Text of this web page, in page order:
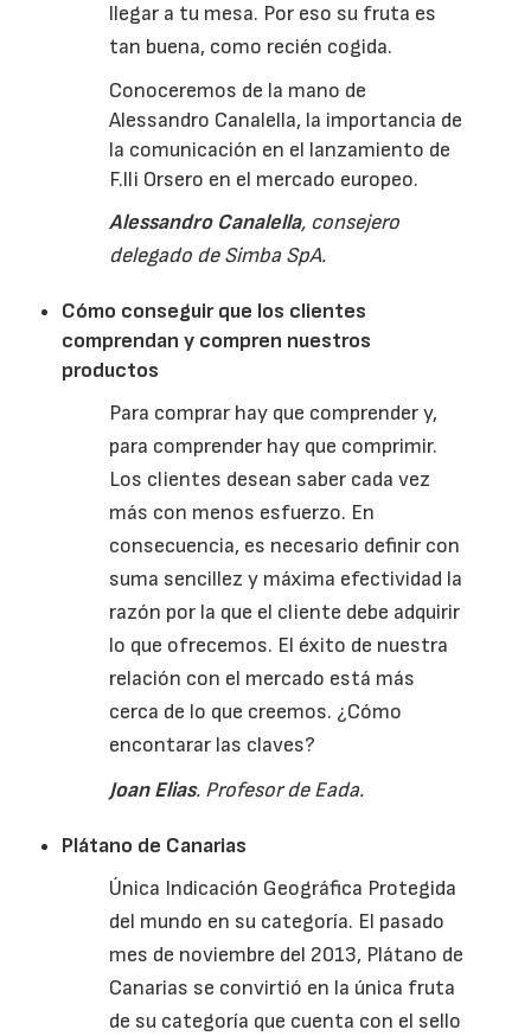
llegar a tu mesa. Por eso su fruta es
tan buena, como recién cogida.
Conoceremos de la mano de
Alessandro Canalella, la importancia de
la comunicación en el lanzamiento de
F.lli Orsero en el mercado europeo.
Alessandro Canalella, consejero
delegado deSimba SpA.
Cómo conseguir que los clientes
comprendan y compren nuestros
productos
Para comprar hay que comprender y,
para comprender hay que comprimir.
Los clientes desean saber cada vez
más con menos esfuerzo. En
consecuencia, es necesario definir con
suma sencillez y máxima efectividad la
razón por la que el cliente debe adquirir
lo que ofrecemos. El éxito de nuestra
relación con el mercado está más
cerca de lo que creemos. ¿Cómo
encontarar las claves?
Joan Elias. Profesor deEada.
Plátano de Canarias
Única Indicación Geográfica Protegida
del mundo en su categoría. El pasado
mes de noviembre del 2013, Plátano de
Canarias se convirtió en la única fruta
de su categoría que cuenta con el sello